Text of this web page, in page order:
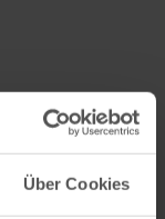
Über Cookies